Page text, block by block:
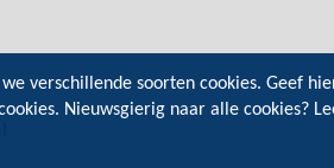
verschillende soorten cookies. Geef
Nieuwsgierig naar alle cookies?